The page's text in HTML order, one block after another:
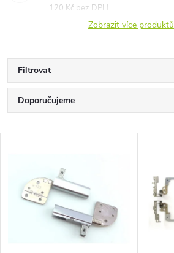
120 Kč bez DPH
Zobrazit více produktů
Filtrovat
Ř
a
Doporučujeme
Nejprodávanější
Abecedně